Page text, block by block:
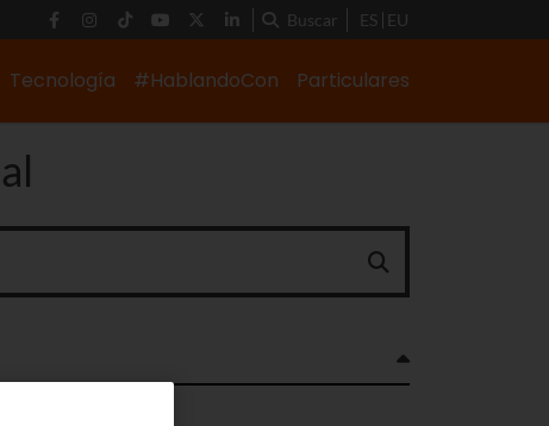
Buscar ES EU
Tecnología #HablandoCon Particulares